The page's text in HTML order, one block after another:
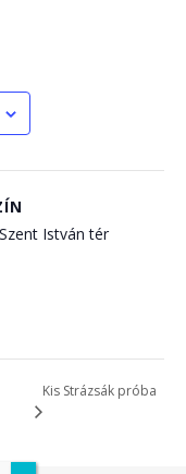
István tér
Kis Strázsák próba